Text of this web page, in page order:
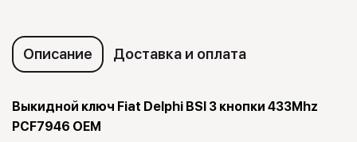
Описание Доставка и оплата
Выкидной ключ Fiat Delphi BSI 3 кнопки 433Mhz
PCF7946 OEM